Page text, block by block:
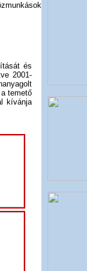
és
2001-
temető
kívánja